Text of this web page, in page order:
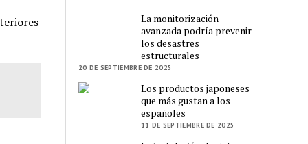
La monitorización
avanzada podría prevenir
los desastres
estructurales
20 DE SEPTIEMBRE DE 2025
Los productos japoneses
que más gustan a los
españoles
11 DE SEPTIEMBRE DE 2025